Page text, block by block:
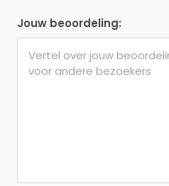
Jouw beoordeling: